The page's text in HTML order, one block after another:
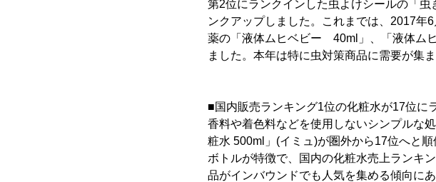
第2位にランクインした虫よけシールの「
ンクアップしました。これまでは、2017年
薬の「液体ムヒベビー 40ml」、「液体ム
ました。本年は特に虫対策商品に需要が集
■国内販売ランキング1位の化粧水が17位に
香料や着色料などを使用しないシンプルな
粧水 500ml」(イミュ)が圏外から17位へと
ボトルが特徴で、国内の化粧水売上ランキ
品がインバウンドでも人気を集める傾向にあ